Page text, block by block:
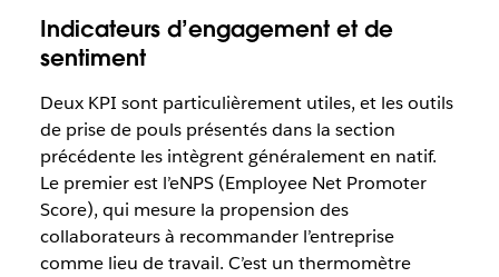
Indicateurs d’engagement et de
sentiment
Deux KPI sont particulièrement utiles, et les outils
de prise de pouls présentés dans la section
précédente les intègrent généralement en natif.
Le premier est l’eNPS (Employee Net Promoter
Score), qui mesure la propension des
collaborateurs à recommander l’entreprise
comme lieu de travail. C’est un thermomètre